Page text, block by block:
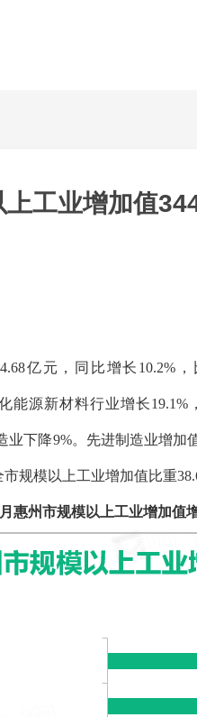
工业增加值
亿元，同比增长10.2%
能源新材料行业增长
业下降9%。先进制造业增
规模以上工业增加值比重
惠州市规模以上工业增加值